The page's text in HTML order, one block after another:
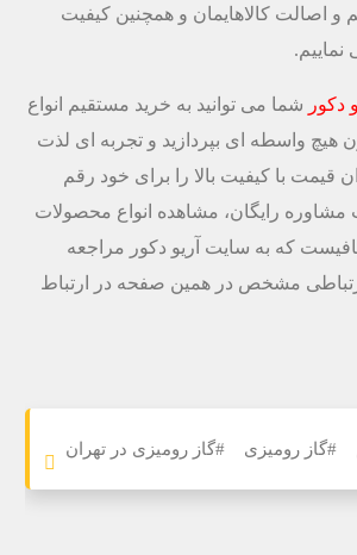
و اصالت کالاهایمان و همچنین کیفیت
نماییم.
دکور شما می توانید به خرید مستقیم انواع
هیچ واسطه ای بپردازید و تجربه ای لذت
قیمت با کیفیت بالا را برای خود رقم
مشاوره رایگان، مشاهده انواع محصولات
که به سایت آریو دکور مراجعه
ارتباطی مشخص در همین صفحه در ارتباط
#گاز رومیزی #گاز رومیزی در تهران